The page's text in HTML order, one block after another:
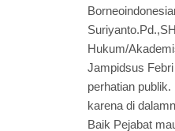
Hukum/
Jampidsus
perhatian
karena di
Baik Pejabat